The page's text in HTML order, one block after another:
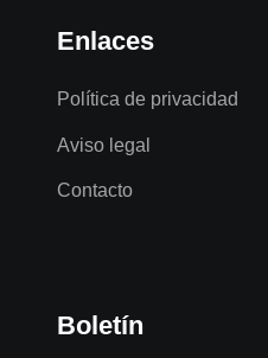
Enlaces
Política de privacidad
Aviso legal
Contacto
Boletín